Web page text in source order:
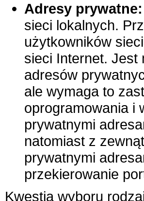
Adresy prywatne:
sieci lokalnych.
użytkowników
sieci Internet. Jest
adresów
ale wymaga to
oprogramowania i
prywatnymi
natomiast z
prywatnymi
przekierowanie
Kwestia wyboru